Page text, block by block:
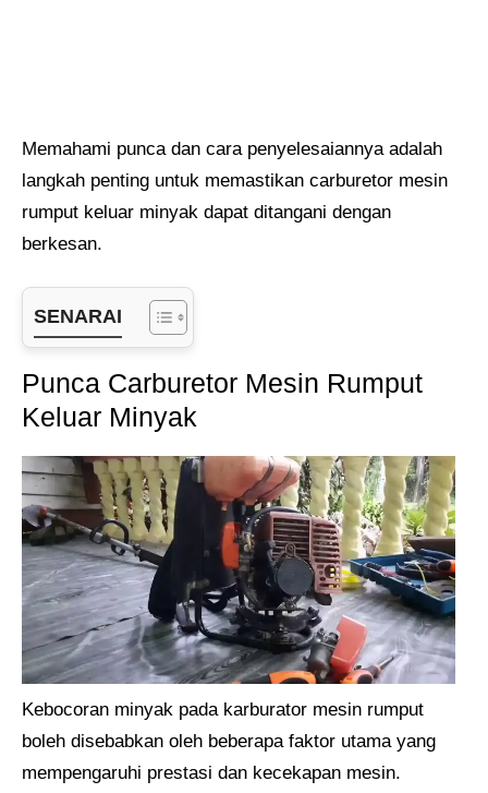
Memahami punca dan cara penyelesaiannya adalah
langkah penting untuk memastikan carburetor mesin
rumput keluar minyak dapat ditangani dengan
berkesan.
SENARAI
Punca Carburetor Mesin Rumput
Keluar Minyak
Kebocoran minyak pada karburator mesin rumput
boleh disebabkan oleh beberapa faktor utama yang
mempengaruhi prestasi dan kecekapan mesin.